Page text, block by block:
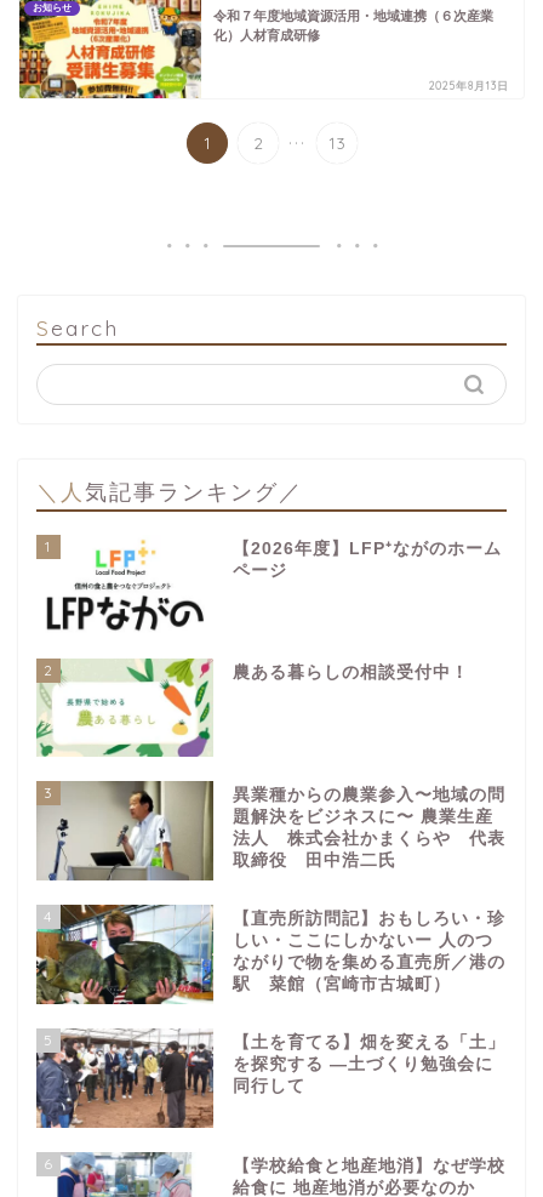
お知らせ
令和７年度地域資源活用・地域連携（６次産業
化）人材育成研修
2025年8月13日
1 2 ... 13
Search
＼人気記事ランキング／
1
【2026年度】LFP⁺ながのホーム
ページ
2 農ある暮らしの相談受付中！
3
異業種からの農業参入〜地域の問
題解決をビジネスに〜 農業生産
法人 株式会社かまくらや 代表
取締役 田中浩二氏
4
【直売所訪問記】おもしろい・珍
しい・ここにしかないー 人のつ
ながりで物を集める直売所／港の
駅 菜館（宮崎市古城町）
5
【土を育てる】畑を変える「土」
を探究する ―土づくり勉強会に
同行して
6
【学校給食と地産地消】なぜ学校
給食に 地産地消が必要なのか